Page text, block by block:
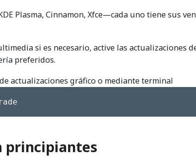
Plasma, Cinnamon, Xfce—cada uno tiene sus
si es necesario, active las actualizaciones
preferidos.
actualizaciones gráfico o mediante terminal
principiantes